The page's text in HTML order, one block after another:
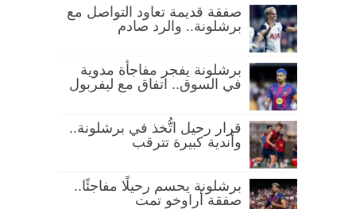
صفقة قديمة تعاود التواصل مع
برشلونة.. والرد صادم
برشلونة يفجر مفاجأة مدوية
في السوق.. اتفاق مع ليفربول
قرار رحيل اتُّخذ في برشلونة..
وأندية كبيرة تترقب
برشلونة يحسم رحيلًا مفاجئًا..
صفقة أراوخو تمت